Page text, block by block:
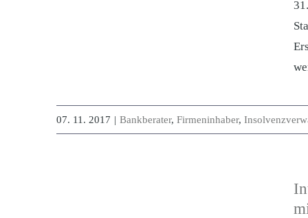
07. 11. 2017 | Bankberater, Firmeninhaber,